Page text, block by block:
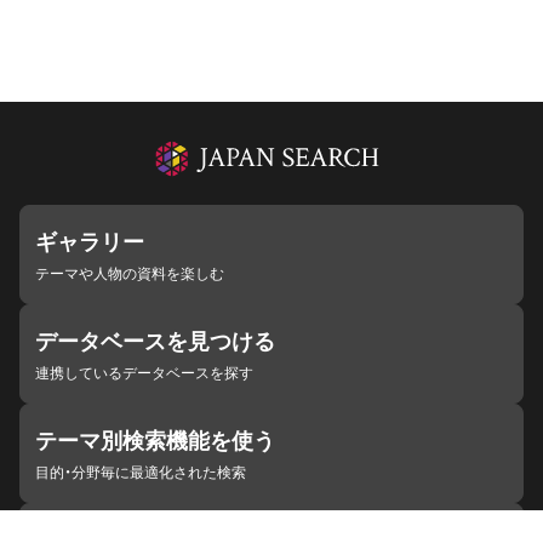
ギャラリー
テーマや人物の資料を楽しむ
データベースを見つける
連携しているデータベースを探す
テーマ別検索機能を使う
目的・分野毎に最適化された検索